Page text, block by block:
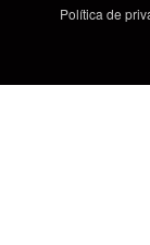
Política de